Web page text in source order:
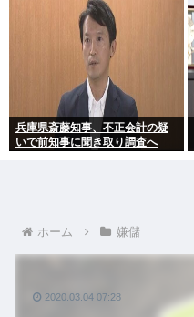
兵庫県斎藤知事、不正会計の疑
いで前知事に聞き取り調査へ
ホーム 嫌儲
2020.03.04 07:28